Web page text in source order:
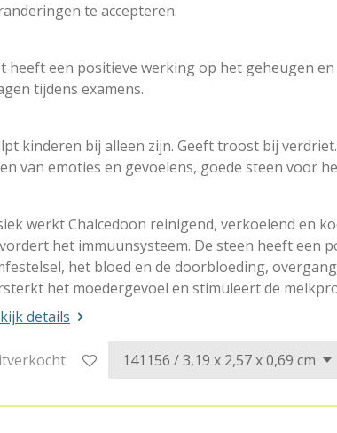
te accepteren.
heeft een positieve werking op het geheugen
tijdens examens.
kinderen bij alleen zijn. Geeft troost bij
van emoties en gevoelens, goede steen voor
werkt Chalcedoon reinigend, verkoelend en
het immuunsysteem. De steen heeft een
het bloed en de doorbloeding,
het moedergevoel en stimuleert de
details